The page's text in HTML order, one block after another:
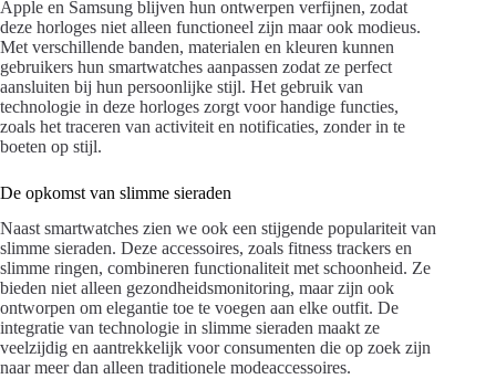
Apple en Samsung blijven hun ontwerpen verfijnen, zodat
deze horloges niet alleen functioneel zijn maar ook modieus.
Met verschillende banden, materialen en kleuren kunnen
gebruikers hun smartwatches aanpassen zodat ze perfect
aansluiten bij hun persoonlijke stijl. Het gebruik van
technologie in deze horloges zorgt voor handige functies,
zoals het traceren van activiteit en notificaties, zonder in te
boeten op stijl.
De opkomst van slimme sieraden
Naast smartwatches zien we ook een stijgende populariteit van
slimme sieraden. Deze accessoires, zoals fitness trackers en
slimme ringen, combineren functionaliteit met schoonheid. Ze
bieden niet alleen gezondheidsmonitoring, maar zijn ook
ontworpen om elegantie toe te voegen aan elke outfit. De
integratie van technologie in slimme sieraden maakt ze
veelzijdig en aantrekkelijk voor consumenten die op zoek zijn
naar meer dan alleen traditionele modeaccessoires.